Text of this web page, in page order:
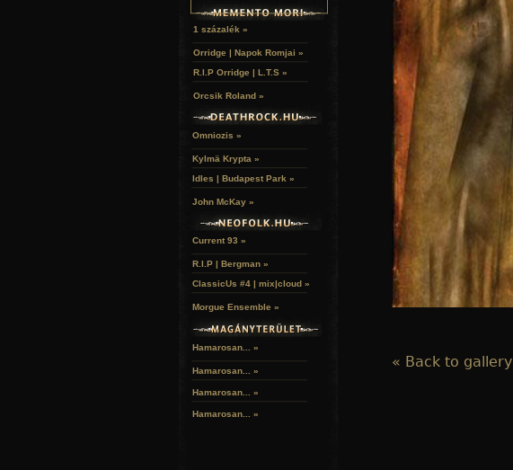
« Back to gallery
HELYEK
RELIKVIÁK
HALÁLTÁNC
1 százalék »
Orridge | Napok Romjai »
R.I.P Orridge | L.T.S »
Orcsik Roland »
Omniozis »
Kylmä Krypta »
Idles | Budapest Park »
John McKay »
Current 93 »
R.I.P | Bergman »
ClassicUs #4 | mix|cloud »
Morgue Ensemble »
Hamarosan... »
Hamarosan... »
Hamarosan... »
Hamarosan... »